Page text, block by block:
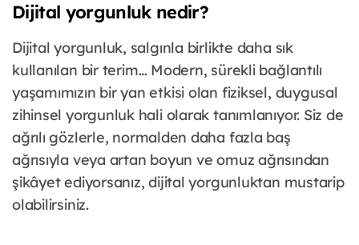
Dijital yorgunluk nedir?
Dijital yorgunluk, salgınla birlikte daha sık
kullanılan bir terim… Modern, sürekli bağlantılı
yaşamımızın bir yan etkisi olan fiziksel, duygusal
zihinsel yorgunluk hali olarak tanımlanıyor. Siz de
ağrılı gözlerle, normalden daha fazla baş
ağrısıyla veya artan boyun ve omuz ağrısından
şikâyet ediyorsanız, dijital yorgunluktan mustarip
olabilirsiniz.